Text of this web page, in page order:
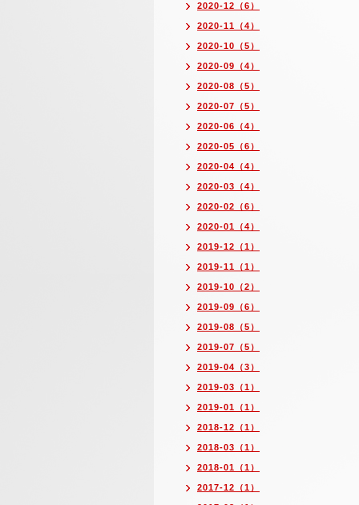
2020-12（6）
2020-11（4）
2020-10（5）
2020-09（4）
2020-08（5）
2020-07（5）
2020-06（4）
2020-05（6）
2020-04（4）
2020-03（4）
2020-02（6）
2020-01（4）
2019-12（1）
2019-11（1）
2019-10（2）
2019-09（6）
2019-08（5）
2019-07（5）
2019-04（3）
2019-03（1）
2019-01（1）
2018-12（1）
2018-03（1）
2018-01（1）
2017-12（1）